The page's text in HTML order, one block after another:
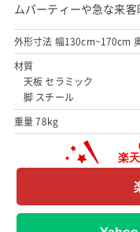
ムパーティーや急な来客
外形寸法 幅130cm~170cm
材質
天板 セラミック
脚 スチール
重量 78kg